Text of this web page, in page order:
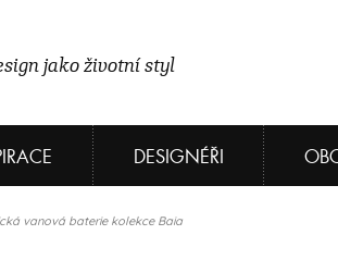
jako životní styl
DESIGNÉŘI
vanová baterie kolekce Baia